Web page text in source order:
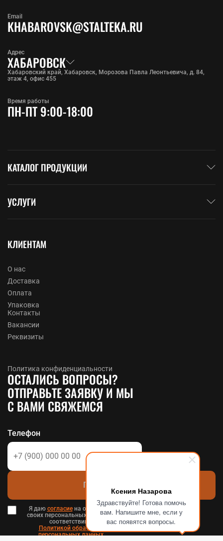
Ксения Назарова
Здравствуйте! Готова помочь
вам. Напишите мне, если у
вас появятся вопросы.
Адрес
ХАБАРОВСК
Хабаровский край, Хабаровск, Морозова Павла Леонтьевича, д. 84,
этаж 4, офис 455
Email
KHABAROVSK@STALTEKA.RU
Время работы
ПН-ПТ 9:00-18:00
КАТАЛОГ ПРОДУКЦИИ
УСЛУГИ
КЛИЕНТАМ
О нас
Доставка
Оплата
Упаковка
Контакты
Вакансии
Реквизиты
Политика конфиденциальности
ОСТАЛИСЬ ВОПРОСЫ?
ОТПРАВЬТЕ ЗАЯВКУ И МЫ
С ВАМИ СВЯЖЕМСЯ
Телефон
Позвоните мне
Я даю согласиена обработку
своих персональных данных в
соответствии с
Политикой обработки
персональных данных